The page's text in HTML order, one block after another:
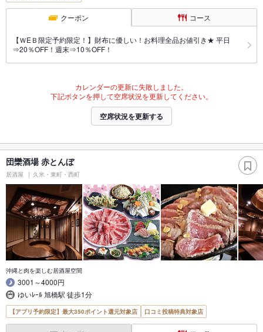
クーポン コース
【ＷEＢ限定予約限定！】財布に優しい！お料理全品お値引き★ 平日
⇒20％OFF！週末⇒10％OFF！
カレンダーの更新に失敗しました。
下記ボタンを押して空席状況を更新してください。
空席状況を更新する
団欒酒場 赤とんぼ
居酒屋 久米・東町・西町
沖縄と肉を楽しむ居酒屋空間
3001～4000円
ゆいﾚｰﾙ 旭橋駅 徒歩1分
【アプリ予約限定】最大350ポイント還元対象店 口コミ投稿特典対象店